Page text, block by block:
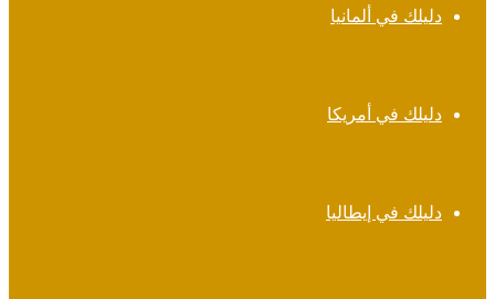
دليلك في ألمانيا
دليلك في أمريكا
دليلك في إيطاليا